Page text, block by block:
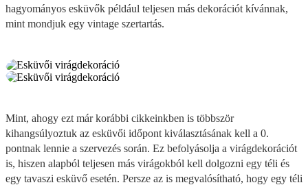
hagyományos esküvők például teljesen más dekorációt kívánnak,
mint mondjuk egy vintage szertartás.
Mint, ahogy ezt már korábbi cikkeinkben is többször
kihangsúlyoztuk az esküvői időpont kiválasztásának kell a 0.
pontnak lennie a szervezés során. Ez befolyásolja a virágdekorációt
is, hiszen alapból teljesen más virágokból kell dolgozni egy téli és
egy tavaszi esküvő esetén. Persze az is megvalósítható, hogy egy téli